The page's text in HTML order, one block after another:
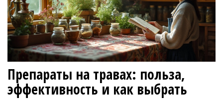
Препараты на травах: польза,
эффективность и как выбрать